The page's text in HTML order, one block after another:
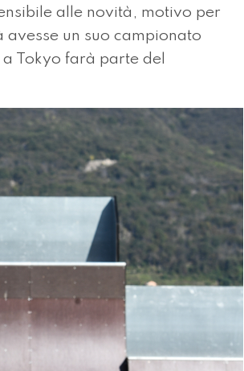
alle novità, motivo per
un suo campionato
Tokyo farà parte del